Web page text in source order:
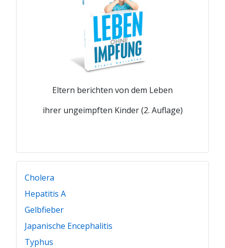
Eltern berichten von dem Leben
ihrer ungeimpften Kinder (2. Auflage)
Cholera
Hepatitis A
Gelbfieber
Japanische Encephalitis
Typhus